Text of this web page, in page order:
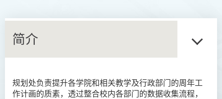
简介
规划处负责提升各学院和相关教学及行政部门的周年工
作计画的质素，透过整合校内各部门的数据收集流程，
简介